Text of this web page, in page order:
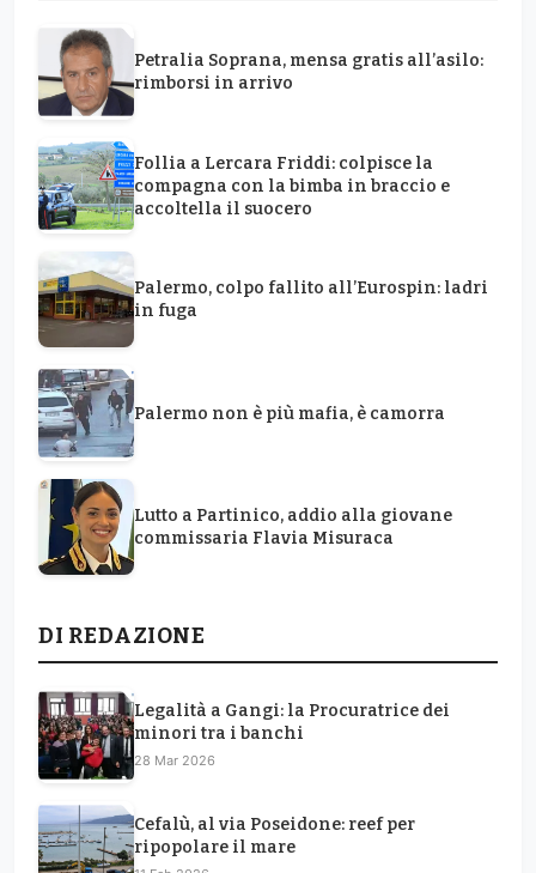
Petralia Soprana, mensa gratis all’asilo:
rimborsi in arrivo
Follia a Lercara Friddi: colpisce la
compagna con la bimba in braccio e
accoltella il suocero
Palermo, colpo fallito all’Eurospin: ladri
in fuga
Palermo non è più mafia, è camorra
Lutto a Partinico, addio alla giovane
commissaria Flavia Misuraca
DI REDAZIONE
Legalità a Gangi: la Procuratrice dei
minori tra i banchi
28 Mar 2026
Cefalù, al via Poseidone: reef per
ripopolare il mare